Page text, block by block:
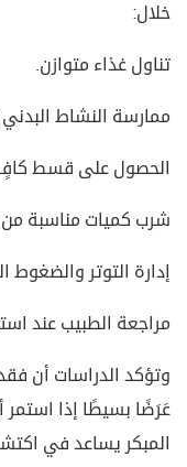
خلال:
تناول غذاء متوازن.
ممارسة النشاط البدني
الحصول على قسط كافٍ
شرب كميات مناسبة من
إدارة التوتر والضغوط
مراجعة الطبيب عند
وتؤكد الدراسات أن
عَرَضًا بسيطًا إذا
المبكر يساعد في